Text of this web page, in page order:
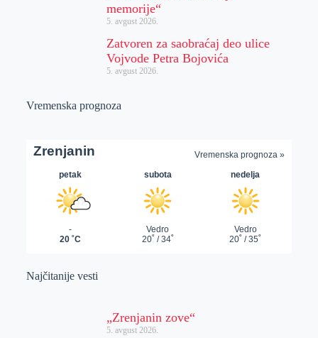
memorije“
5. avgust 2026.
Zatvoren za saobraćaj deo ulice
Vojvode Petra Bojovića
5. avgust 2026.
Vremenska prognoza
Najčitanije vesti
„Zrenjanin zove“
5. avgust 2026.